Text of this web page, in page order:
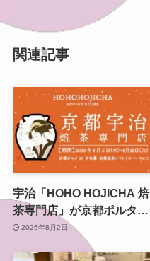
関連記事
宇治「HOHO HOJICHA 焙
茶専門店」が京都ポルタで
POP-UP、8月5日から14日
2026年8月2日